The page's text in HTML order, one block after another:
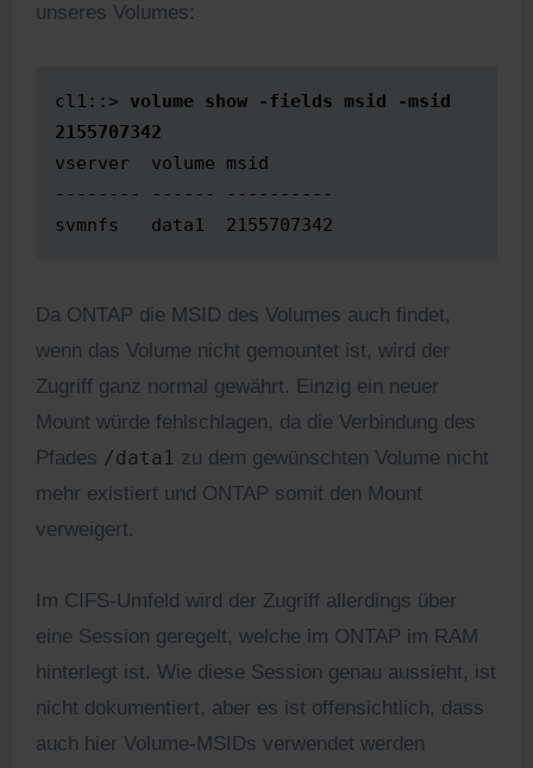
unseres Volumes:
cl1::> volume show -fields msid -msid
2155707342
vserver  volume msid
-------- ------ ----------
svmnfs   data1  2155707342
Da ONTAP die MSID des Volumes auch findet,
wenn das Volume nicht gemountet ist, wird der
Zugriff ganz normal gewährt. Einzig ein neuer
Mount würde fehlschlagen, da die Verbindung des
Pfades /data1 zu dem gewünschten Volume nicht
mehr existiert und ONTAP somit den Mount
verweigert.
Im CIFS-Umfeld wird der Zugriff allerdings über
eine Session geregelt, welche im ONTAP im RAM
hinterlegt ist. Wie diese Session genau aussieht, ist
nicht dokumentiert, aber es ist offensichtlich, dass
auch hier Volume-MSIDs verwendet werden